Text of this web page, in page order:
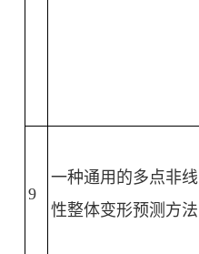
9
一种通用的多点非线
性整体变形预测方法